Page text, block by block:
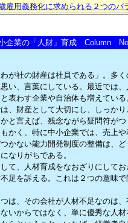
雇用義務化に求められる２つのバ
企業の「人財」育成 Column
が社の財産は社員である」。多く
い、言葉にしている。最近では、
表わす企業や自治体も増えている
、財産として大切にし、しっかり
と言えば、残念ながら疑問符が
かく、特に中小企業では、売上
かない能力開発制度の整備は、ど
なりがちである。
て、人材育成をなおざりにしてお
不足を訴える。これは２つの意味
は、その会社が人材不足なのは、
いからではなく、単に優秀な人